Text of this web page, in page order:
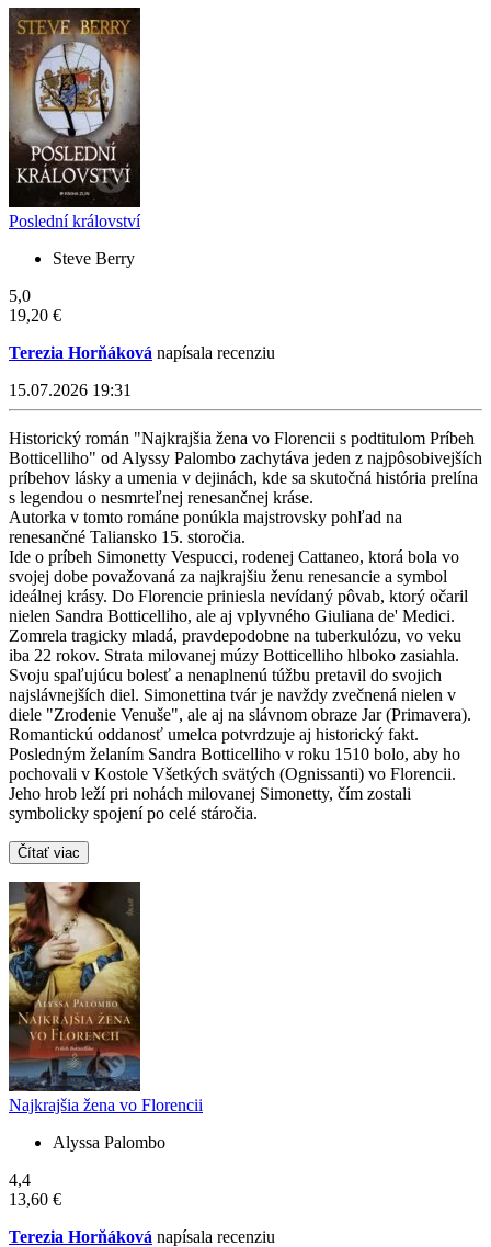
Poslední království
Steve Berry
5,0
19,20 €
Terezia Horňáková napísala recenziu
15.07.2026 19:31
Historický román "Najkrajšia žena vo Florencii s podtitulom Príbeh
Botticelliho" od Alyssy Palombo zachytáva jeden z najpôsobivejších
príbehov lásky a umenia v dejinách, kde sa skutočná história prelína
s legendou o nesmrteľnej renesančnej kráse.
Autorka v tomto románe ponúkla majstrovsky pohľad na
renesančné Taliansko 15. storočia.
Ide o príbeh Simonetty Vespucci, rodenej Cattaneo, ktorá bola vo
svojej dobe považovaná za najkrajšiu ženu renesancie a symbol
ideálnej krásy. Do Florencie priniesla nevídaný pôvab, ktorý očaril
nielen Sandra Botticelliho, ale aj vplyvného Giuliana de' Medici.
Zomrela tragicky mladá, pravdepodobne na tuberkulózu, vo veku
iba 22 rokov. Strata milovanej múzy Botticelliho hlboko zasiahla.
Svoju spaľujúcu bolesť a nenaplnenú túžbu pretavil do svojich
najslávnejších diel. Simonettina tvár je navždy zvečnená nielen v
diele "Zrodenie Venuše", ale aj na slávnom obraze Jar (Primavera).
Romantickú oddanosť umelca potvrdzuje aj historický fakt.
Posledným želaním Sandra Botticelliho v roku 1510 bolo, aby ho
pochovali v Kostole Všetkých svätých (Ognissanti) vo Florencii.
Jeho hrob leží pri nohách milovanej Simonetty, čím zostali
symbolicky spojení po celé stáročia.
Čítať viac
Najkrajšia žena vo Florencii
Alyssa Palombo
4,4
13,60 €
Terezia Horňáková napísala recenziu